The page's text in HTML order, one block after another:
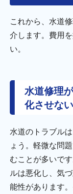
これから、水道
介します。費用
い。
水道修理
化させない
水道のトラブル
ょう。軽微な問
むことが多いで
ルは悪化し、気
能性があります